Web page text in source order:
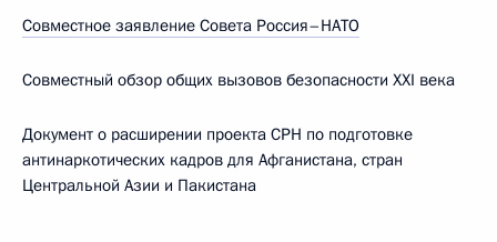
Совместное заявление Совета Россия–НАТО
Совместный обзор общих вызовов безопасности XXI века
Документ о расширении проекта СРН по подготовке
антинаркотических кадров для Афганистана, стран
Центральной Азии и Пакистана